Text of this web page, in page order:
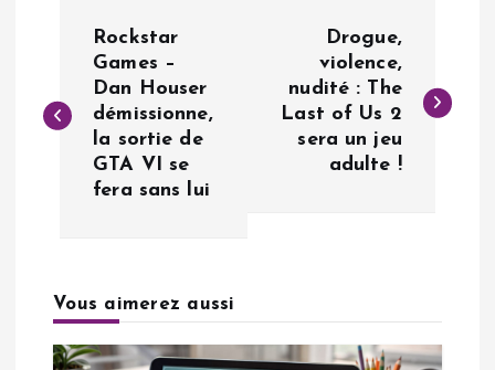
v
a
t
Rockstar
Games –
Dan Houser
démissionne,
la sortie de
GTA VI se
fera sans lui
Drogue,
violence,
nudité : The
Last of Us 2
sera un jeu
adulte !
Vous aimerez aussi